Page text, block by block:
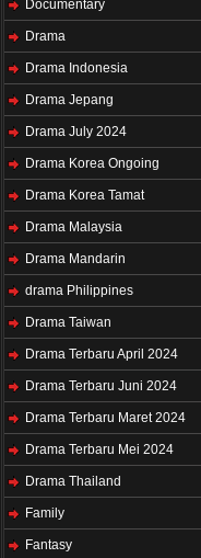
Documentary
Drama
Drama Indonesia
Drama Jepang
Drama July 2024
Drama Korea Ongoing
Drama Korea Tamat
Drama Malaysia
Drama Mandarin
drama Philippines
Drama Taiwan
Drama Terbaru April 2024
Drama Terbaru Juni 2024
Drama Terbaru Maret 2024
Drama Terbaru Mei 2024
Drama Thailand
Family
Fantasy